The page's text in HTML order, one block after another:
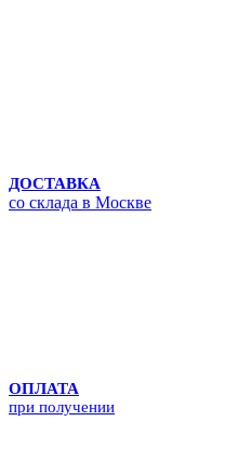
ДОСТАВКА
со склада в Москве
ОПЛАТА
при получении